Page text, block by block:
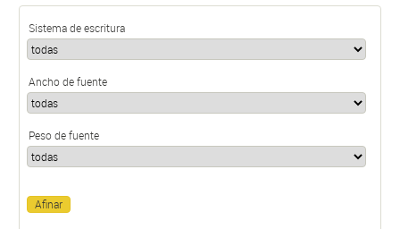
Sistema de escritura
Ancho de fuente
Peso de fuente